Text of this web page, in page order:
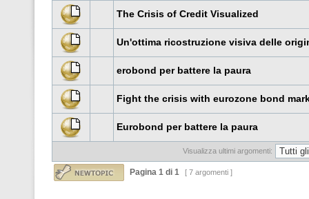
The Crisis of Credit Visualized
Un'ottima ricostruzione visiva delle
erobond per battere la paura
Fight the crisis with eurozone bond
Eurobond per battere la paura
Visualizza ultimi argomenti:
Pagina 1 di 1 [ 7 argomenti ]